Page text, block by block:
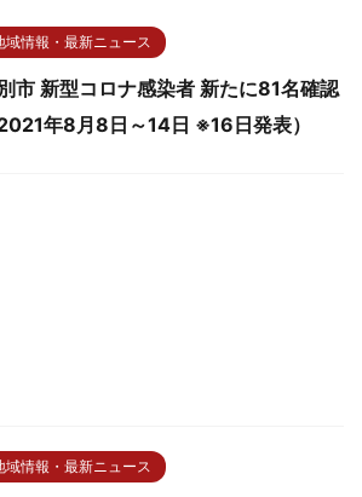
域情報・最新ニュース
市 新型コロナ感染者 新たに81名確認
2021年8月8日～14日 ※16日発表）
域情報・最新ニュース